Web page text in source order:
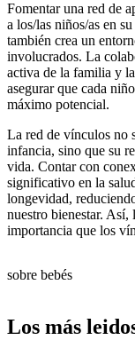
Fomentar una red de
a los/las niños/as en
también crea un
involucrados. La
activa de la familia y
asegurar que cada
máximo potencial.
La red de vínculos no
infancia, sino que su
vida. Contar con
significativo en la
longevidad,
nuestro bienestar.
importancia que los
sobre bebés
Los más